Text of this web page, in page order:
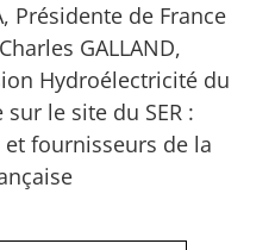
Présidente de France
GALLAND,
Hydroélectricité du
le site du SER :
et fournisseurs de la